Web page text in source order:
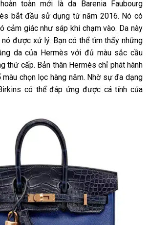
toàn mới là da Barenia Faubourg
bắt đầu sử dụng từ năm 2016. Nó có
cảm giác như sáp khi chạm vào. Da này
được xử lý. Bạn có thể tìm thấy những
da của Hermès với đủ màu sắc cầu
thứ cấp. Bản thân Hermès chỉ phát hành
chọn lọc hàng năm. Nhờ sự đa dạng
có thể đáp ứng được cá tính của